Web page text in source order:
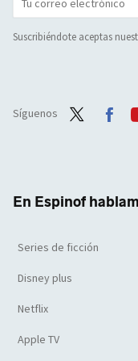
Suscribiéndote aceptas
Síguenos
En Espinof
Series de ficción
Disney plus
Netflix
Apple TV